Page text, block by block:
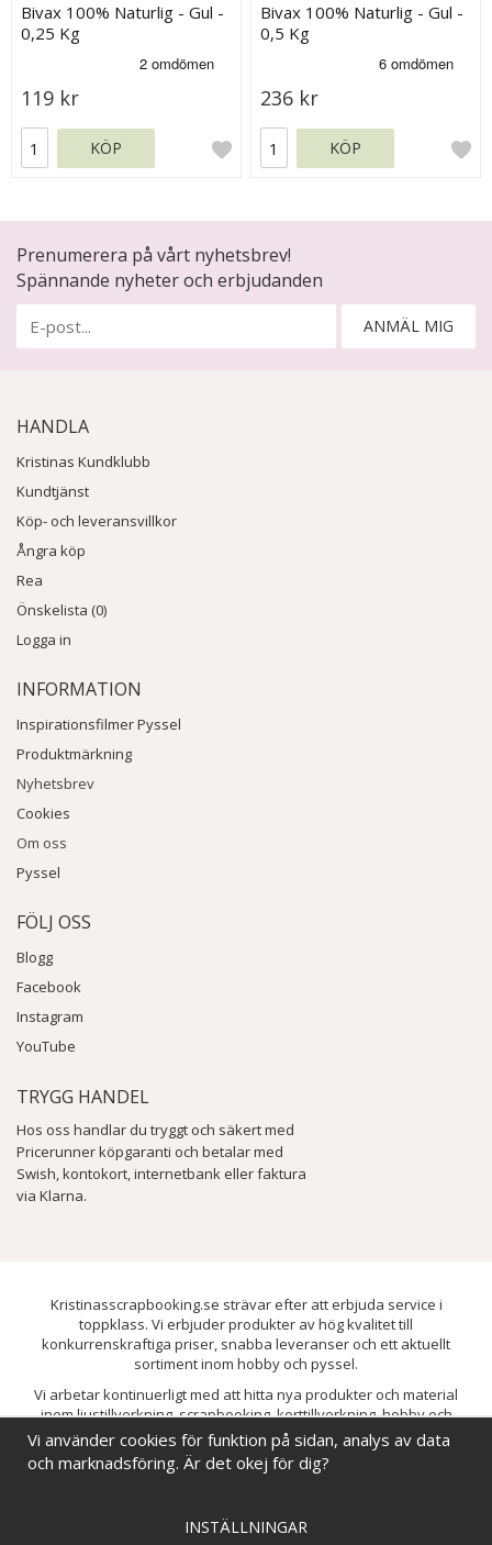
Bivax 100% Naturlig - Gul -
0,25 Kg
119 kr
KÖP
Bivax 100% Naturlig - Gul -
0,5 Kg
236 kr
KÖP
Prenumerera på vårt nyhetsbrev!
Spännande nyheter och erbjudanden
ANMÄL MIG
HANDLA
Kristinas Kundklubb
Kundtjänst
Köp- och leveransvillkor
Ångra köp
Rea
Önskelista (0)
Logga in
INFORMATION
Inspirationsfilmer Pyssel
Produktmärkning
Nyhetsbrev
Cookies
Om oss
Pyssel
FÖLJ OSS
Blogg
Facebook
Instagram
YouTube
TRYGG HANDEL
Hos oss handlar du tryggt och säkert med
Pricerunner köpgaranti och betalar med
Swish, kontokort, internetbank eller faktura
via Klarna.
Kristinasscrapbooking.se strävar efter att erbjuda service i
toppklass. Vi erbjuder produkter av hög kvalitet till
konkurrenskraftiga priser, snabba leveranser och ett aktuellt
sortiment inom hobby och pyssel.
Vi arbetar kontinuerligt med att hitta nya produkter och material
inom ljustillverkning, scrapbooking, korttillverkning, hobby och
pyssel. Målet är att bredda sortimentet och löpande förbättra och
utveckla vårt utbud, så att du alltid kan hitta det du behöver hos oss.
Vi använder cookies för funktion på sidan, analys av data
och marknadsföring. Är det okej för dig?
INSTÄLLNINGAR